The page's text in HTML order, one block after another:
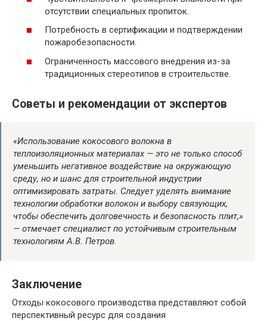
отсутствии специальных пропиток.
Потребность в сертификации и подтверждении
пожаробезопасности.
Ограниченность массового внедрения из-за
традиционных стереотипов в строительстве.
Советы и рекомендации от экспертов
«Использование кокосового волокна в
теплоизоляционных материалах — это не только способ
уменьшить негативное воздействие на окружающую
среду, но и шанс для строительной индустрии
оптимизировать затраты. Следует уделять внимание
технологии обработки волокон и выбору связующих,
чтобы обеспечить долговечность и безопасность плит,»
— отмечает специалист по устойчивым строительным
технологиям А.В. Петров.
Заключение
Отходы кокосового производства представляют собой
перспективный ресурс для создания